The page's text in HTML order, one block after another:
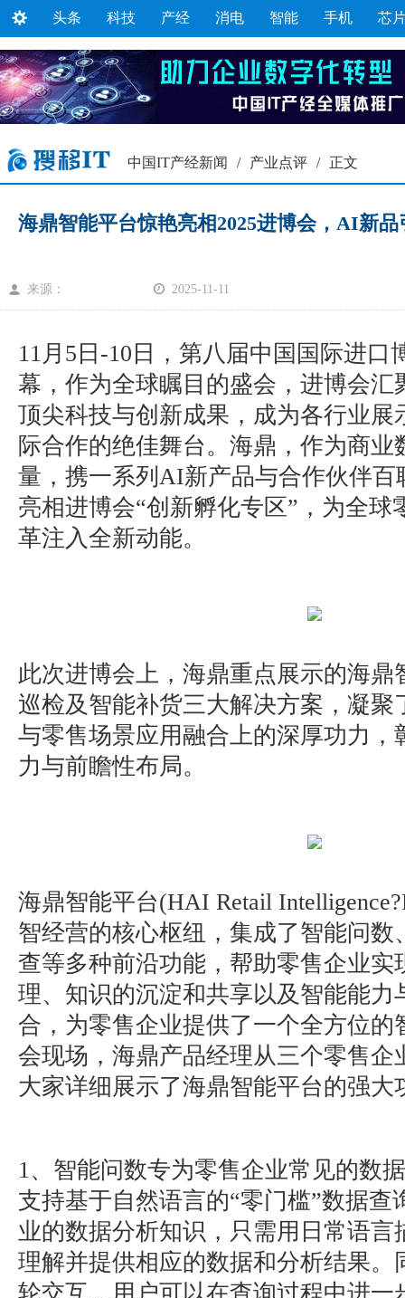
头条 科技 产经 消电 智能 手机 芯
中国IT产经新闻 / 产业点评 / 正文
海鼎智能平台惊艳亮相2025进博会，AI新品
来源： 2025-11-11
11月5日-10日，第八届中国国际进口
幕，作为全球瞩目的盛会，进博会汇
顶尖科技与创新成果，成为各行业展
际合作的绝佳舞台。海鼎，作为商业
量，携一系列AI新产品与合作伙伴百
亮相进博会“创新孵化专区”，为全球
革注入全新动能。
此次进博会上，海鼎重点展示的海
巡检及智能补货三大解决方案，凝
与零售场景应用融合上的深厚功力，
力与前瞻性布局。
海鼎智能平台(HAI Retail
智经营的核心枢纽，集成了智能问数
查等多种前沿功能，帮助零售企业实
理、知识的沉淀和共享以及智能能力
合，为零售企业提供了一个全方位的
会现场，海鼎产品经理从三个零售企
大家详细展示了海鼎智能平台的强大
1、智能问数专为零售企业常见的数
支持基于自然语言的“零门槛”数据查
业的数据分析知识，只需用日常语言
理解并提供相应的数据和分析结果。